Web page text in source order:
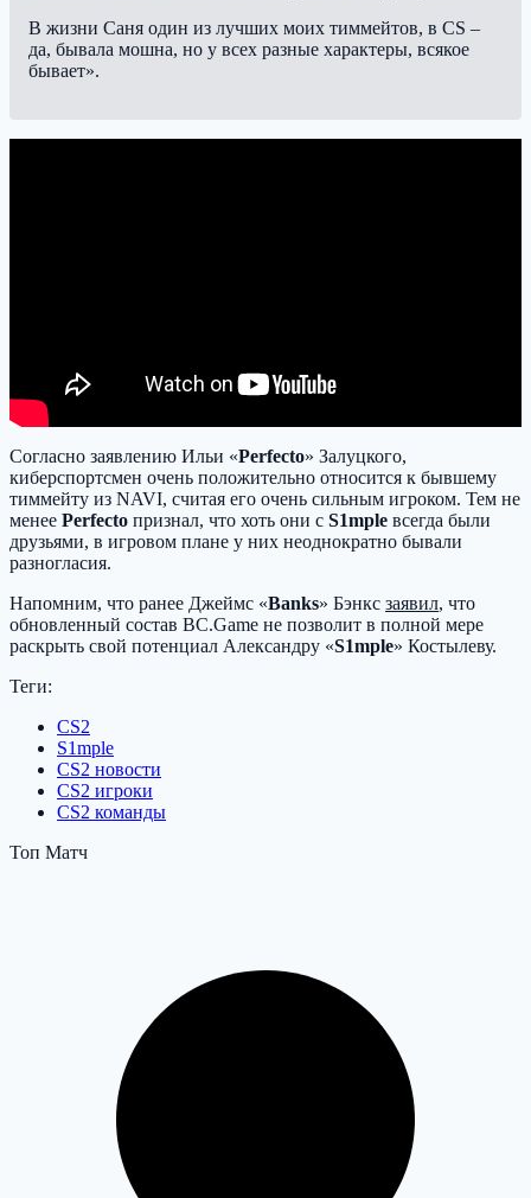
В жизни Саня один из лучших моих тиммейтов, в CS –
да, бывала мошна, но у всех разные характеры, всякое
бывает».
Согласно заявлению Ильи «Perfecto» Залуцкого,
киберспортсмен очень положительно относится к бывшему
тиммейту из NAVI, считая его очень сильным игроком. Тем не
менее Perfecto признал, что хоть они с S1mple всегда были
друзьями, в игровом плане у них неоднократно бывали
разногласия.
Напомним, что ранее Джеймс «Banks» Бэнкс заявил, что
обновленный состав BC.Game не позволит в полной мере
раскрыть свой потенциал Александру «S1mple» Костылеву.
Теги:
CS2
S1mple
CS2 новости
CS2 игроки
CS2 команды
Топ Матч